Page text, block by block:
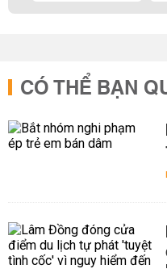
CÓ THỂ BẠN